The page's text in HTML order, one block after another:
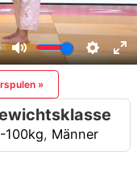
»
-100kg, Männer